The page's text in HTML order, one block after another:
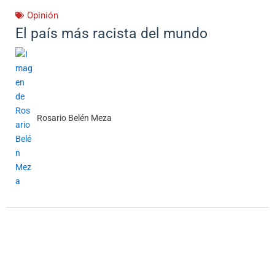
Opinión
El país más racista del mundo
Rosario Belén Meza